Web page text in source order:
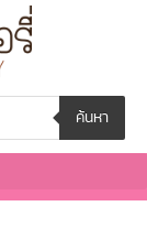
ค้นหา